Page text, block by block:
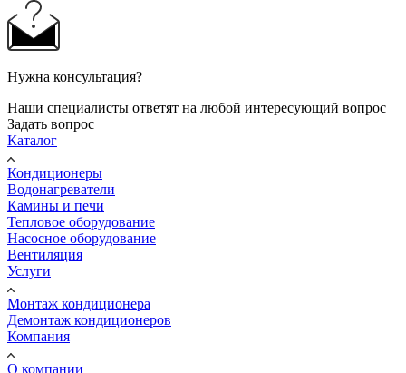
Нужна консультация?
Наши специалисты ответят на любой интересующий вопрос
Задать вопрос
Каталог
Кондиционеры
Водонагреватели
Камины и печи
Тепловое оборудование
Насосное оборудование
Вентиляция
Услуги
Монтаж кондиционера
Демонтаж кондиционеров
Компания
О компании